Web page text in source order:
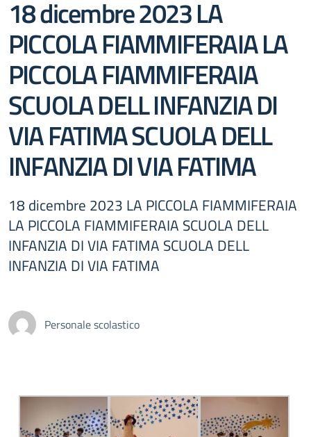
18 dicembre 2023 LA
PICCOLA FIAMMIFERAIA LA
PICCOLA FIAMMIFERAIA
SCUOLA DELL INFANZIA DI
VIA FATIMA SCUOLA DELL
INFANZIA DI VIA FATIMA
18 dicembre 2023 LA PICCOLA FIAMMIFERAIA
LA PICCOLA FIAMMIFERAIA SCUOLA DELL
INFANZIA DI VIA FATIMA SCUOLA DELL
INFANZIA DI VIA FATIMA
Personale scolastico